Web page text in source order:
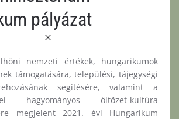
pályázat
nemzeti értékek, hungarikumok
támogatására, települési, tájegységi
segítésére, valamint a
hagyományos öltözet-kultúra
megjelent 2021. évi Hungarikum